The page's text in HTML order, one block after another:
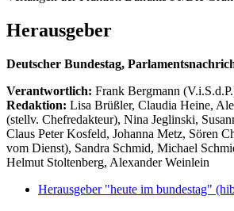
Herausgeber
Deutscher Bundestag,
Verantwortlich: Frank Bergmann
Redaktion: Lisa Brüßler, Claudia Heine,
(stellv. Chefredakteur), Nina Jeglinski,
Claus Peter Kosfeld, Johanna Metz, Sören
vom Dienst), Sandra Schmid, Michael
Helmut Stoltenberg, Alexander Weinlein
Herausgeber "heute im bundestag"